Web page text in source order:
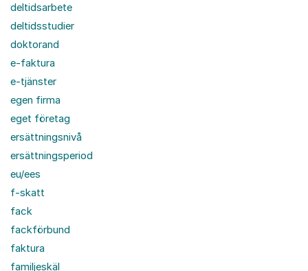
deltidsarbete
deltidsstudier
doktorand
e-faktura
e-tjänster
egen firma
eget företag
ersättningsnivå
ersättningsperiod
eu/ees
f-skatt
fack
fackförbund
faktura
familjeskäl